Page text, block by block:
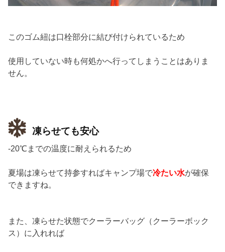
このゴム紐は口栓部分に結び付けられているため
使用していない時も何処かへ行ってしまうことはありま
せん。
凍らせても安心
-20℃までの温度に耐えられるため
夏場は凍らせて持参すればキャンプ場で冷たい水が確保
できますね。
また、凍らせた状態でクーラーバッグ（クーラーボック
ス）に入れれば